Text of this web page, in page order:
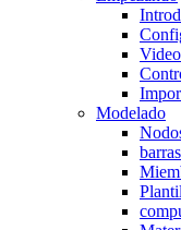
Modelado
barras